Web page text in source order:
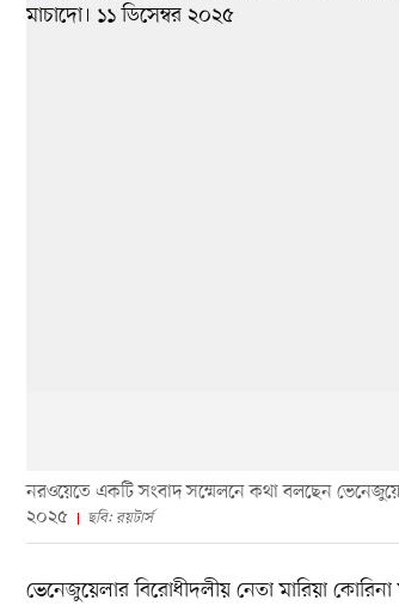
নরওয়েতে একটি সংবাদ সম্মেলনে কথা বলছেন
২০২৫
ছবি: রয়টার্স
ভেনেজুয়েলার বিরোধীদলীয় নেতা মারিয়া